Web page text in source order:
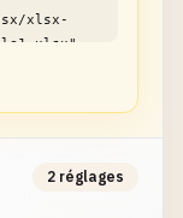
2 réglages